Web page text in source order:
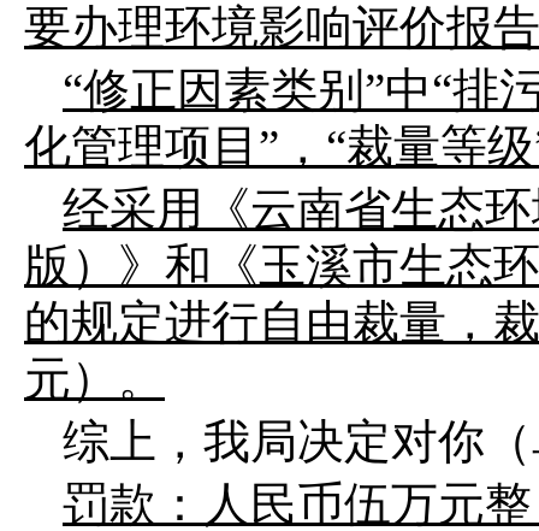
要办理环境影响评价报
“修正因素类别 ”中“排
化管理项目 ” ， “裁量等级
经采用《云南省生态
版）》 和 《玉溪市生态
的规定进行自由裁量，
元）。
综上， 我局决定对你
罚款： 人民币伍万元